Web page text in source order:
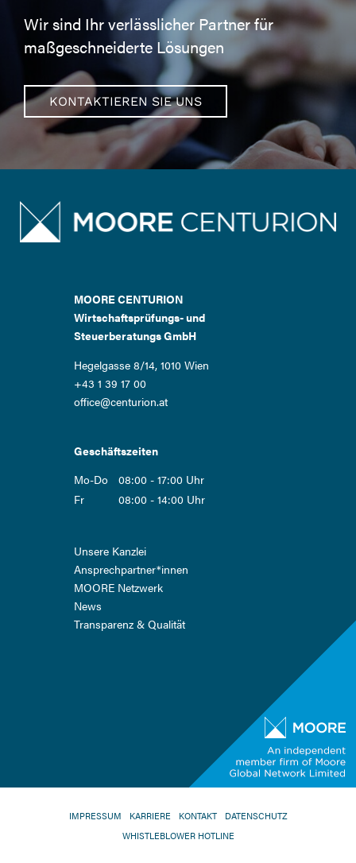
Wir sind Ihr verlässlicher Partner für
maßgeschneiderte Lösungen
KONTAKTIEREN SIE UNS
MOORE CENTURION
Wirtschaftsprüfungs- und
Steuerberatungs GmbH
Hegelgasse 8/14, 1010 Wien
+43 1 39 17 00
office@centurion.at
Geschäftszeiten
Mo-Do
08:00 - 17:00 Uhr
Fr
08:00 - 14:00 Uhr
Navigation
überspringen
Unsere Kanzlei
Ansprech­partner*innen
MOORE Netzwerk
News
Transparenz & Qualität
NAVIGATION
ÜBERSPRINGEN
IMPRESSUM KARRIERE KONTAKT
DATENSCHUTZ
WHISTLEBLOWER HOTLINE